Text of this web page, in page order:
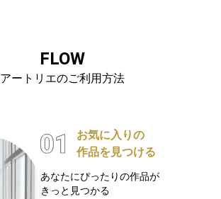
FLOW
アートリエのご利用方法
お気に入りの
作品を見つける
あなたにぴったりの作品が
きっと見つかる